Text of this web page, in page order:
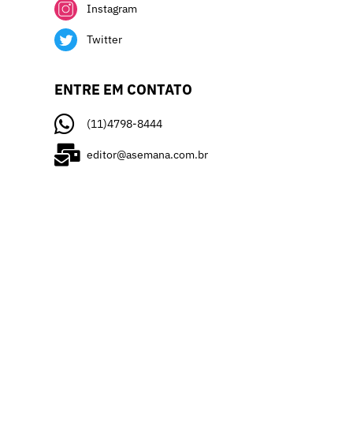
Instagram
Twitter
ENTRE EM CONTATO
(11)4798-8444
editor@asemana.com.br